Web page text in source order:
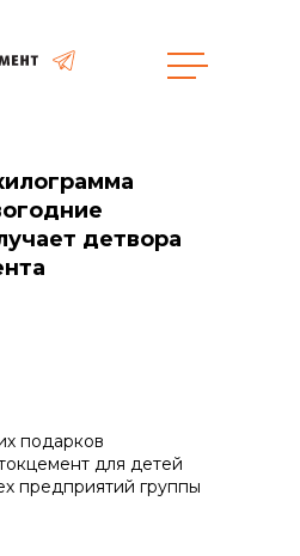
закупки
детвора
подарков
для детей
предприятий группы